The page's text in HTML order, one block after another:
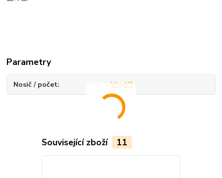
Parametry
Nosič / počet Vinyl/2
Související zboží 11